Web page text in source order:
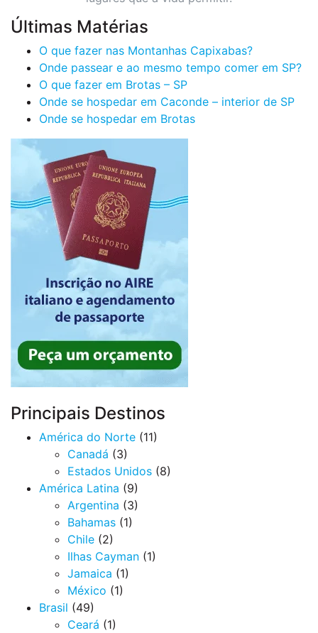
Últimas Matérias
O que fazer nas Montanhas Capixabas?
Onde passear e ao mesmo tempo comer em SP?
O que fazer em Brotas – SP
Onde se hospedar em Caconde – interior de SP
Onde se hospedar em Brotas
Principais Destinos
América do Norte (11)
Canadá (3)
Estados Unidos (8)
América Latina (9)
Argentina (3)
Bahamas (1)
Chile (2)
Ilhas Cayman (1)
Jamaica (1)
México (1)
Brasil (49)
Ceará (1)